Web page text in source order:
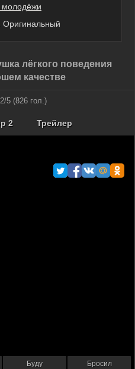
молодёжи
Оригинальный
лёгкого поведения
качестве
5 (826гол.)
2 Трейлер
Буду Бросил